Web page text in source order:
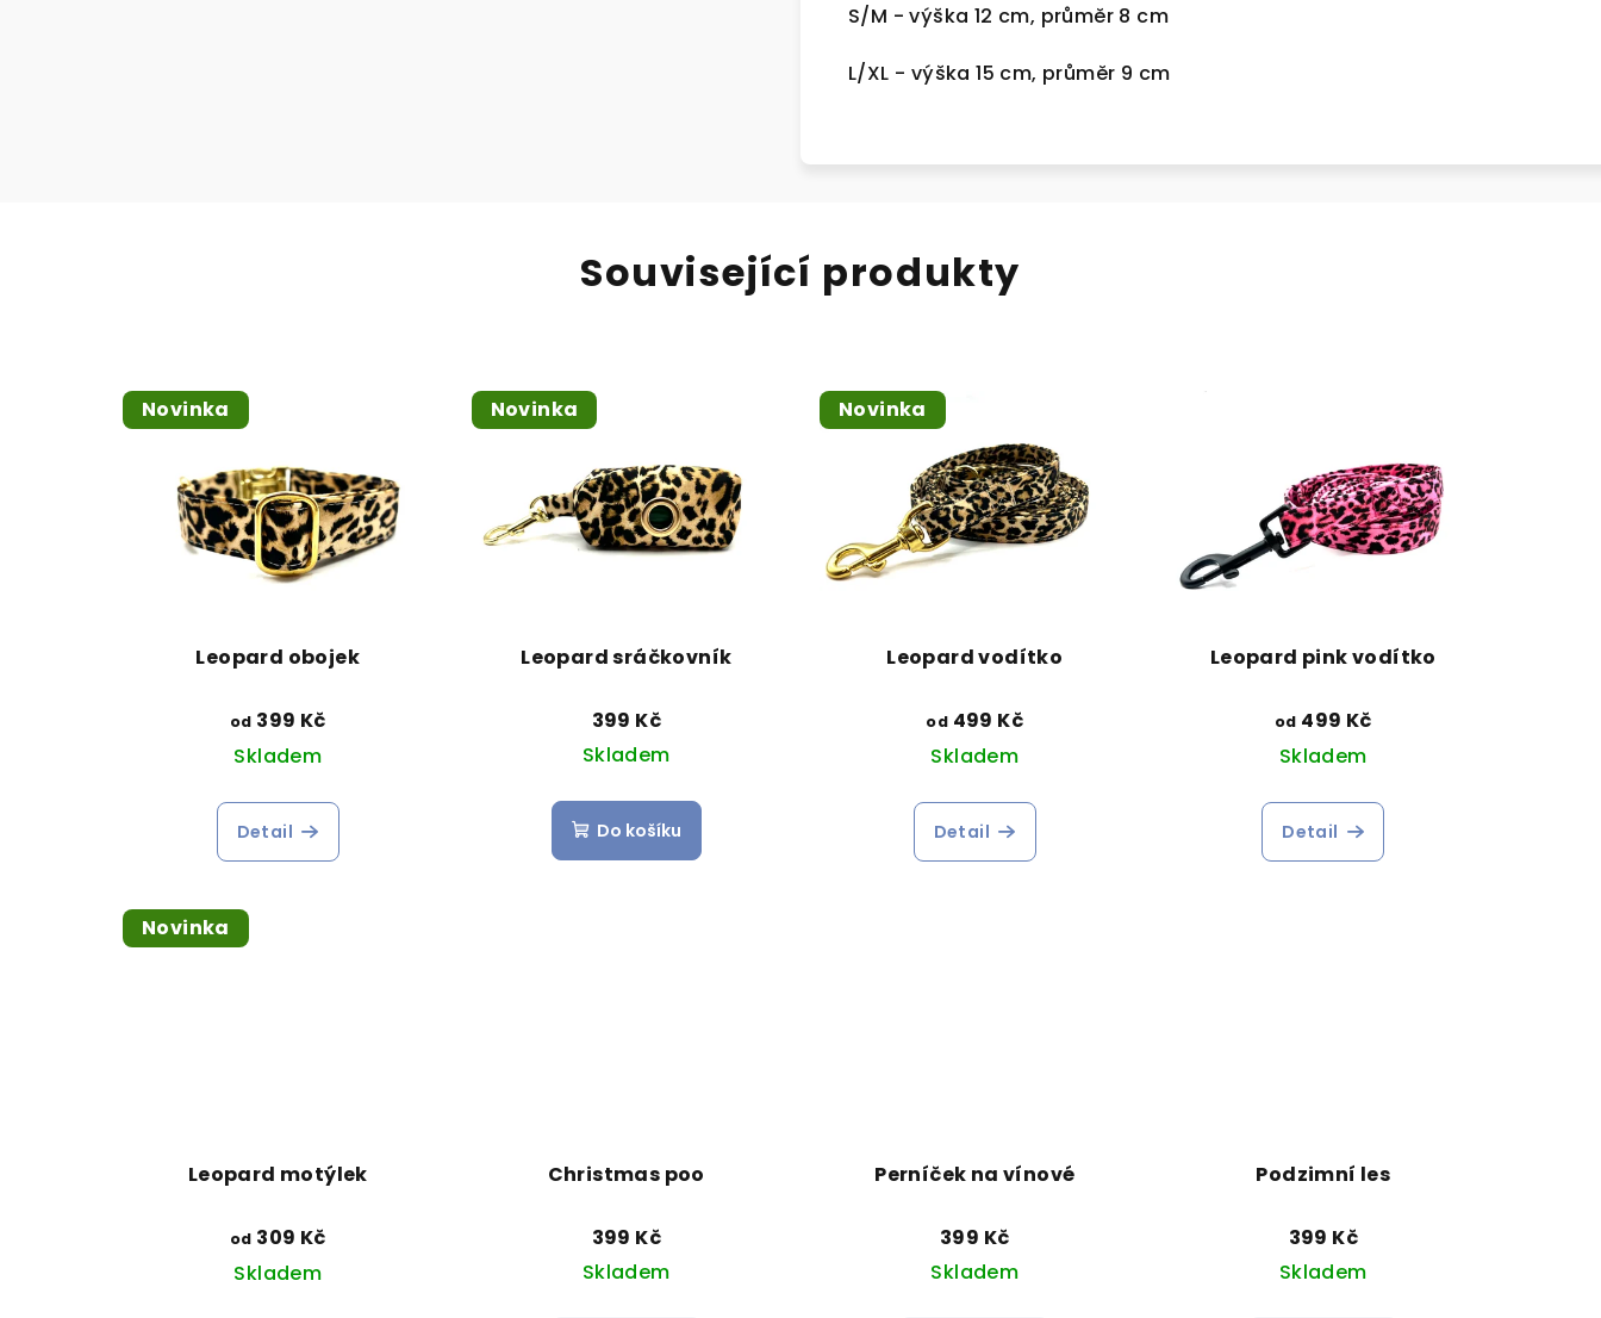
S/M - výška 12 cm, průměr 8 cm
L/XL - výška 15 cm, průměr 9 cm
Související produkty
Novinka
Leopard obojek
od 399 Kč
Skladem
Detail
Novinka
Leopard sráčkovník
399 Kč
Skladem
Do košíku
Novinka
Leopard vodítko
od 499 Kč
Skladem
Detail
Leopard pink vodítko
od 499 Kč
Skladem
Detail
Novinka
Leopard motýlek
od 309 Kč
Skladem
Christmas poo
399 Kč
Skladem
Perníček na vínové
399 Kč
Skladem
Podzimní les
399 Kč
Skladem